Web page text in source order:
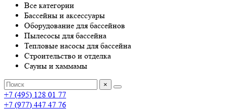
Все категории
Бассейны и аксессуары
Оборудование для бассейнов
Пылесосы для бассейна
Тепловые насосы для бассейна
Строительство и отделка
Сауны и хаммамы
×
+7 (495) 128 01 77
+7 (977) 447 47 76